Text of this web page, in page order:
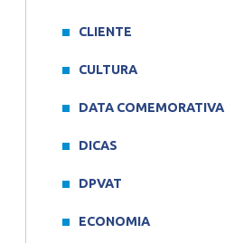
CLIENTE
CULTURA
DATA COMEMORATIVA
DICAS
DPVAT
ECONOMIA